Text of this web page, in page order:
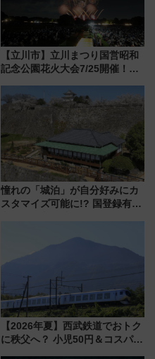
【立川市】立川まつり国営昭和
記念公園花火大会7/25開催！
混雑に要注意、その理由は
憧れの「城泊」が自分好みにカ
スタマイズ可能に!? 国登録有形
【2026年夏】西武鉄道でおトク
に秩父へ？ 小児50円＆コスパ最